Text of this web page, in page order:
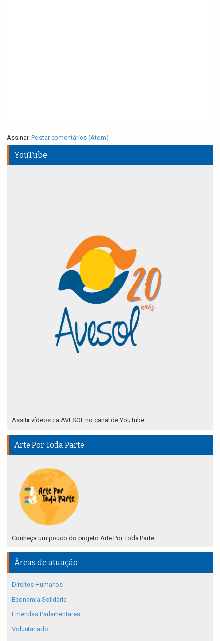
Assinar: Postar comentários (Atom)
YouTube
Assitir vídeos da AVESOL no canal de YouTube
Arte Por Toda Parte
Conheça um pouco do projeto Arte Por Toda Parte
Áreas de atuação
Direitos Humanos
Economia Solidária
Emendas Parlamentares
Voluntariado